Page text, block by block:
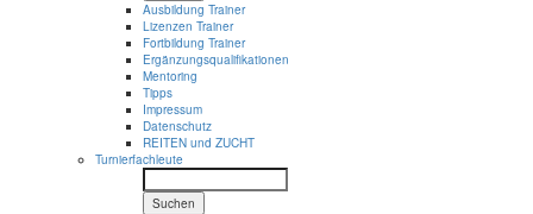
Ausbildung Trainer
Lizenzen Trainer
Fortbildung Trainer
Ergänzungsqualifikationen
Mentoring
Tipps
Impressum
Datenschutz
REITEN und ZUCHT
Turnierfachleute
Suchen